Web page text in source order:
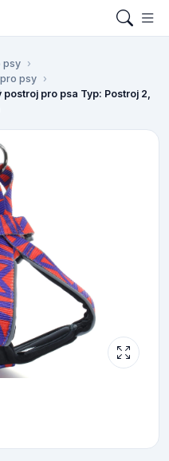
psy
psy
pro psa Typ: Postroj 2,